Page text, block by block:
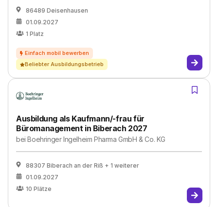
86489 Deisenhausen
01.09.2027
1 Platz
Beliebter Ausbildungsbetrieb
Ausbildung als Kaufmann/-frau für
Büromanagement in Biberach 2027
beiBoehringer Ingelheim Pharma GmbH & Co. KG
88307 Biberach an der Riß + 1 weiterer
01.09.2027
10 Plätze